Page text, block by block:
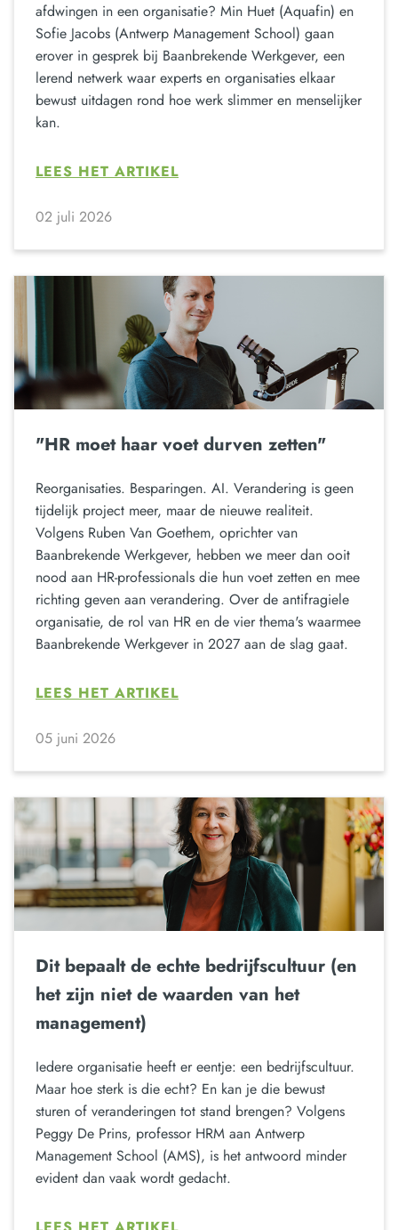
afdwingen in een organisatie? Min Huet (Aquafin) en
Sofie Jacobs (Antwerp Management School) gaan
erover in gesprek bij Baanbrekende Werkgever, een
lerend netwerk waar experts en organisaties elkaar
bewust uitdagen rond hoe werk slimmer en menselijker
kan.
LEES HET ARTIKEL
02 juli 2026
"HR moet haar voet durven zetten"
Reorganisaties. Besparingen. AI. Verandering is geen
tijdelijk project meer, maar de nieuwe realiteit.
Volgens Ruben Van Goethem, oprichter van
Baanbrekende Werkgever, hebben we meer dan ooit
nood aan HR-professionals die hun voet zetten en mee
richting geven aan verandering. Over de antifragiele
organisatie, de rol van HR en de vier thema's waarmee
Baanbrekende Werkgever in 2027 aan de slag gaat.
LEES HET ARTIKEL
05 juni 2026
Dit bepaalt de echte bedrijfscultuur (en
het zijn niet de waarden van het
management)
Iedere organisatie heeft er eentje: een bedrijfscultuur.
Maar hoe sterk is die echt? En kan je die bewust
sturen of veranderingen tot stand brengen? Volgens
Peggy De Prins, professor HRM aan Antwerp
Management School (AMS), is het antwoord minder
evident dan vaak wordt gedacht.